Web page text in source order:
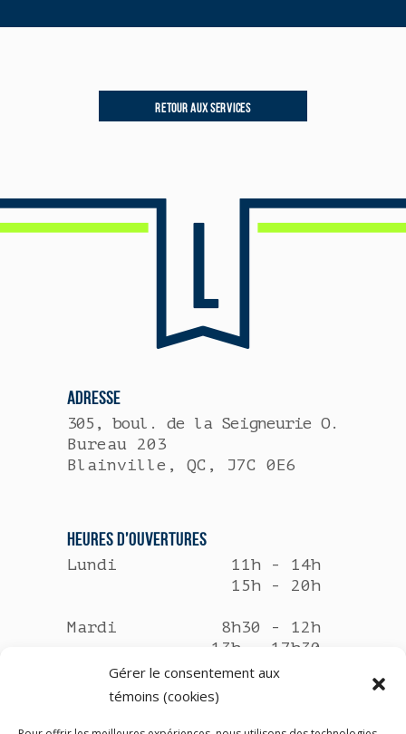
Gérer le consentement aux
témoins (cookies)
RETOUR AUX SERVICES
ADRESSE
305, boul. de la Seigneurie O.
Bureau 203
Blainville, QC, J7C 0E6
HEURES D’OUVERTURES
Lundi
11h - 14h
15h - 20h
Mardi
8h30 - 12h
13h - 17h30
Mercredi
Jeudi 11h - 14h